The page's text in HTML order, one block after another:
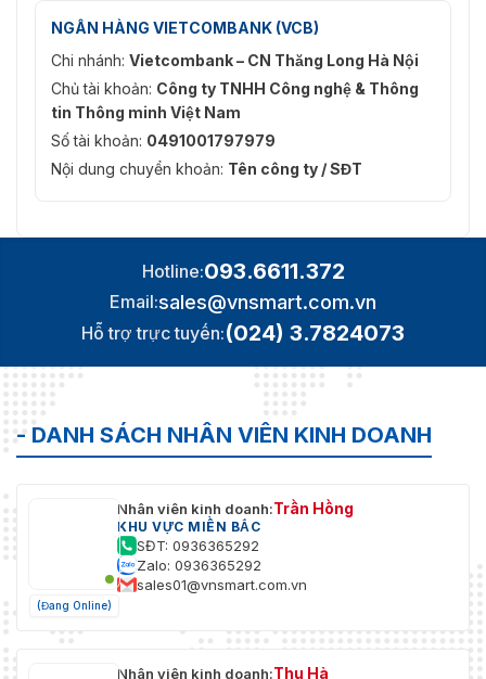
NGÂN HÀNG VIETCOMBANK (VCB)
Chi nhánh: Vietcombank – CN Thăng Long Hà Nội
Chủ tài khoản: Công ty TNHH Công nghệ & Thông
tin Thông minh Việt Nam
Số tài khoản: 0491001797979
Nội dung chuyển khoản: Tên công ty / SĐT
Hotline:093.6611.372
Email:sales@vnsmart.com.vn
Hỗ trợ trực tuyến:(024) 3.7824073
- DANH SÁCH NHÂN VIÊN KINH DOANH
(Đang Online)
Nhân viên kinh doanh:Trần Hồng
KHU VỰC MIỀN BẮC
SĐT: 0936365292
Zalo: 0936365292
sales01@vnsmart.com.vn
Nhân viên kinh doanh:Thu Hà